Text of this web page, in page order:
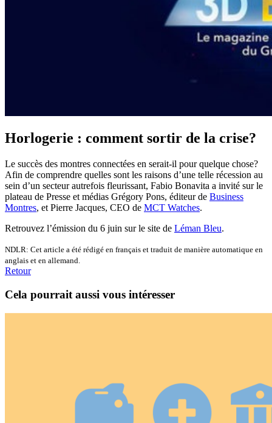
Horlogerie : comment sortir de la crise?
Le succès des montres connectées en serait-il pour quelque chose?
Afin de comprendre quelles sont les raisons d’une telle récession au
sein d’un secteur autrefois fleurissant, Fabio Bonavita a invité sur le
plateau de Presse et médias Grégory Pons, éditeur de Business
Montres, et Pierre Jacques, CEO de MCT Watches.
Retrouvez l’émission du 6 juin sur le site de Léman Bleu.
NDLR: Cet article a été rédigé en français et traduit de manière automatique en
anglais et en allemand.
Retour
Cela pourrait aussi vous intéresser